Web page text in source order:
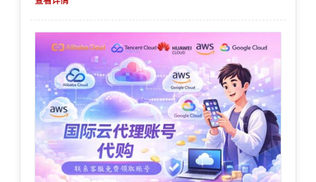
境开通与审核流程，给出账号选型、认证材料准备、付款
与续费策略、资源限制规避和成本控制清单，帮助你快速
完成决策与落地。